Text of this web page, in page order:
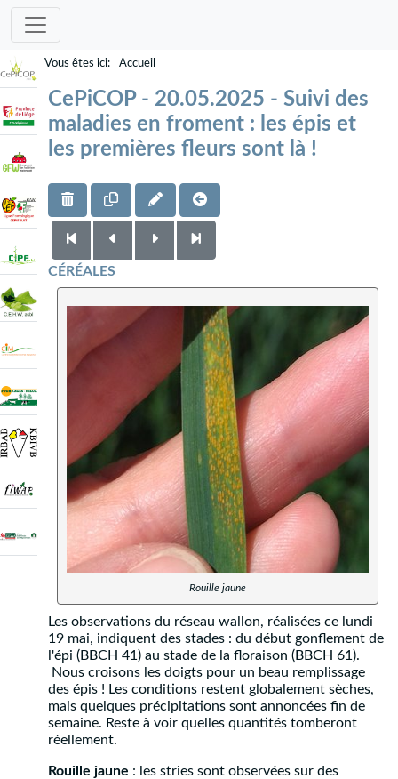
Accueil
CePiCOP - 20.05.2025 - Suivi des
maladies en froment : les épis et
les premières fleurs sont là !
CÉRÉALES
Rouille jaune
Les observations du réseau wallon, réalisées ce lundi
19 mai, indiquent des stades : du début gonflement de
l'épi (BBCH 41) au stade de la floraison (BBCH 61).
Nous croisons les doigts pour un beau remplissage
des épis ! Les conditions restent globalement sèches,
mais quelques précipitations sont annoncées fin de
semaine. Reste à voir quelles quantités tomberont
réellement.
Rouille jaune : les stries sont observées sur des